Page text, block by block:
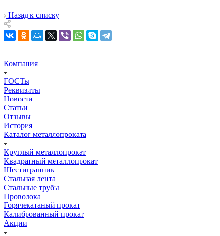
Назад к списку
Компания
ГОСТы
Реквизиты
Новости
Статьи
Отзывы
История
Каталог металлопроката
Круглый металлопрокат
Квадратный металлопрокат
Шестигранник
Стальная лента
Стальные трубы
Проволока
Горячекатаный прокат
Калиброванный прокат
Акции